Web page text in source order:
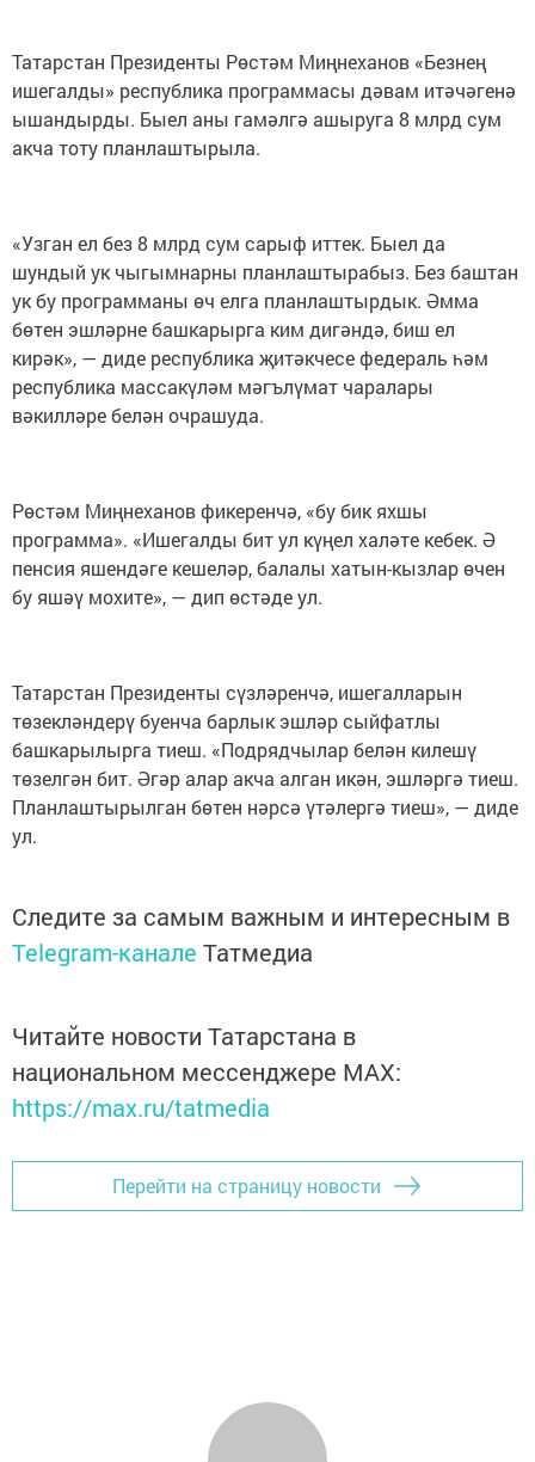
Татарстан Президенты Рөстәм Миңнеханов «Безнең
ишегалды» республика программасы дәвам итәчәгенә
ышандырды. Быел аны гамәлгә ашыруга 8 млрд сум
акча тоту планлаштырыла.
«Узган ел без 8 млрд сум сарыф иттек. Быел да
шундый ук чыгымнарны планлаштырабыз. Без баштан
ук бу программаны өч елга планлаштырдык. Әмма
бөтен эшләрне башкарырга ким дигәндә, биш ел
кирәк», — диде республика җитәкчесе федераль һәм
республика массакүләм мәгълүмат чаралары
вәкилләре белән очрашуда.
Рөстәм Миңнеханов фикеренчә, «бу бик яхшы
программа». «Ишегалды бит ул күңел халәте кебек. Ә
пенсия яшендәге кешеләр, балалы хатын-кызлар өчен
бу яшәү мохите», — дип өстәде ул.
Татарстан Президенты сүзләренчә, ишегалларын
төзекләндерү буенча барлык эшләр сыйфатлы
башкарылырга тиеш. «Подрядчылар белән килешү
төзелгән бит. Әгәр алар акча алган икән, эшләргә тиеш.
Планлаштырылган бөтен нәрсә үтәлергә тиеш», — диде
ул.
Следите за самым важным и интересным в
Telegram-канале Татмедиа
Читайте новости Татарстана в
национальном мессенджере MАХ:
https://max.ru/tatmedia
Перейти на страницу новости